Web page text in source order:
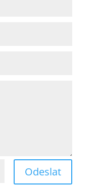
Odeslat